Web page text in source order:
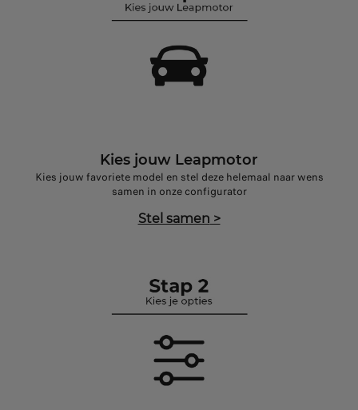
Kies jouw Leapmotor
Kies jouw favoriete model en stel deze helemaal naar wens
samen in onze configurator
Stel samen >